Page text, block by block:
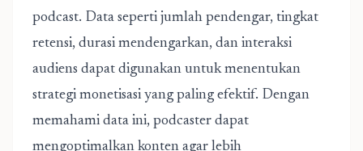
podcast. Data seperti jumlah pendengar, tingkat
retensi, durasi mendengarkan, dan interaksi
audiens dapat digunakan untuk menentukan
strategi monetisasi yang paling efektif. Dengan
memahami data ini, podcaster dapat
mengoptimalkan konten agar lebih